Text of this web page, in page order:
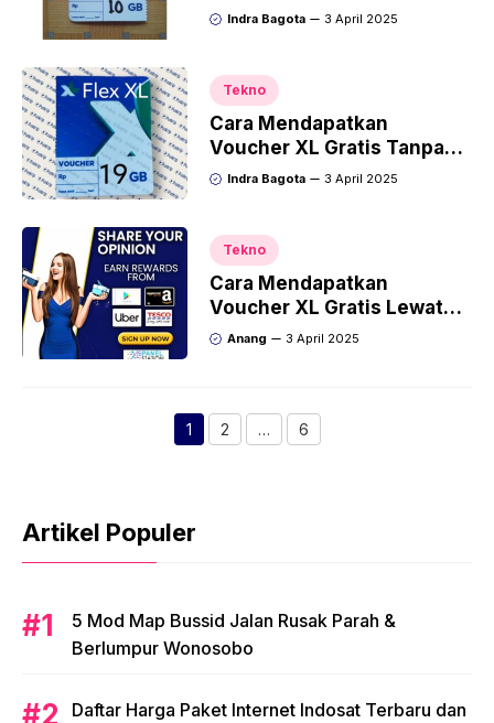
Indra Bagota 3 April 2025
Tekno
Cara Mendapatkan
Voucher XL Gratis Tanpa
Aplikasi
Indra Bagota 3 April 2025
Tekno
Cara Mendapatkan
Voucher XL Gratis Lewat
Survei
Anang 3 April 2025
Page
1 Page
2 … 6
Artikel Populer
5 Mod Map Bussid Jalan Rusak Parah &
Berlumpur Wonosobo
Daftar Harga Paket Internet Indosat Terbaru dan